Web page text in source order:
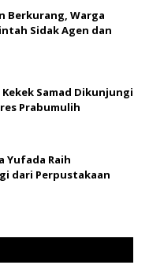
Berkurang, Warga
Sidak Agen dan
Samad Dikunjungi
Prabumulih
Yufada Raih
dari Perpustakaan